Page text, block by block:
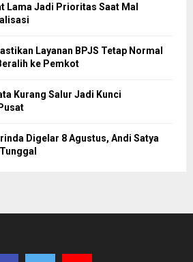
Lama Jadi Prioritas Saat Mal
Layanan BPJS Tetap Normal
ke Pemkot
Kurang Salur Jadi Kunci
Digelar 8 Agustus, Andi Satya